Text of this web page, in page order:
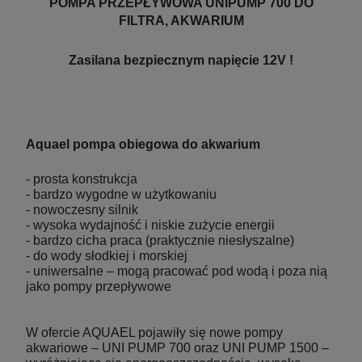
Pinceta Pęseta Prosta Hobby Tool 30cm
13,99 zł
17,10 zł
POMPA PRZEPŁYWOWA UNIPUMP 700 DO
FILTRA, AKWARIUM
Zasilana bezpiecznym napięcie 12V !
Aquael pompa obiegowa do akwarium
- prosta konstrukcja
- bardzo wygodne w użytkowaniu
- nowoczesny silnik
- wysoka wydajność i niskie zużycie energii
- bardzo cicha praca (praktycznie niesłyszalne)
- do wody słodkiej i morskiej
- uniwersalne – mogą pracować pod wodą i poza nią
jako pompy przepływowe
W ofercie AQUAEL pojawiły się nowe pompy
akwariowe – UNI PUMP 700 oraz UNI PUMP 1500 –